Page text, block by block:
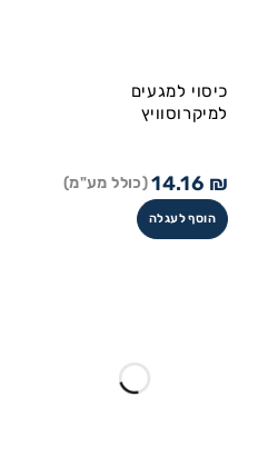
כיסוי למגעים
למיקרוסוויץ
14.16 ₪ (כולל מע"מ)
הוסף לעגלה